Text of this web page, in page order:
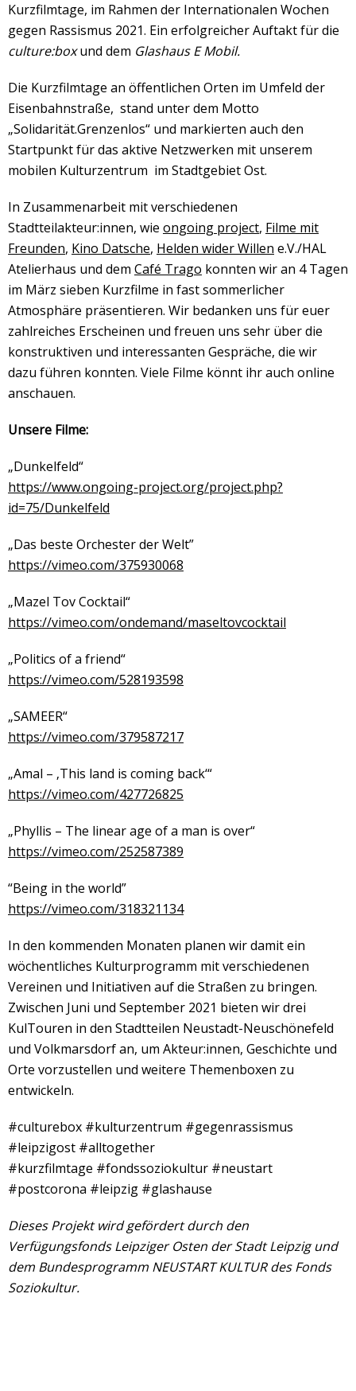
Kurzfilmtage, im Rahmen der Internationalen Wochen
gegen Rassismus 2021. Ein erfolgreicher Auftakt für die
culture:boxund dem Glashaus E Mobil.
Die Kurzfilmtage an öffentlichen Orten im Umfeld der
Eisenbahnstraße, stand unter dem Motto
„Solidarität.Grenzenlos“ und markierten auch den
Startpunkt für das aktive Netzwerken mit unserem
mobilen Kulturzentrum im Stadtgebiet Ost.
In Zusammenarbeit mit verschiedenen
Stadtteilakteur:innen, wie ongoing project, Filme mit
Freunden, Kino Datsche, Helden wider Willen e.V./HAL
Atelierhaus und dem Café Trago konnten wir an 4 Tagen
im März sieben Kurzfilme in fast sommerlicher
Atmosphäre präsentieren. Wir bedanken uns für euer
zahlreiches Erscheinen und freuen uns sehr über die
konstruktiven und interessanten Gespräche, die wir
dazu führen konnten. Viele Filme könnt ihr auch online
anschauen.
Unsere Filme:
„Dunkelfeld“
https://www.ongoing-project.org/project.php?
id=75/Dunkelfeld
„Das beste Orchester der Welt”
https://vimeo.com/375930068
„Mazel Tov Cocktail“
https://vimeo.com/ondemand/maseltovcocktail
„Politics of a friend“
https://vimeo.com/528193598
„SAMEER“
https://vimeo.com/379587217
„Amal – ‚This land is coming back‘“
https://vimeo.com/427726825
„Phyllis – The linear age of a man is over“
https://vimeo.com/252587389
“Being in the world”
https://vimeo.com/318321134
In den kommenden Monaten planen wir damit ein
wöchentliches Kulturprogramm mit verschiedenen
Vereinen und Initiativen auf die Straßen zu bringen.
Zwischen Juni und September 2021 bieten wir drei
KulTouren in den Stadtteilen Neustadt-Neuschönefeld
und Volkmarsdorf an, um Akteur:innen, Geschichte und
Orte vorzustellen und weitere Themenboxen zu
entwickeln.
#culturebox #kulturzentrum #gegenrassismus
#leipzigost #alltogether
#kurzfilmtage #fondssoziokultur #neustart
#postcorona #leipzig #glashause
Dieses Projekt wird gefördert durch den
Verfügungsfonds Leipziger Osten der Stadt Leipzig und
dem Bundesprogramm NEUSTART KULTUR des Fonds
Soziokultur.